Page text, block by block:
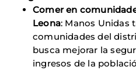
Comer en
Leona: Manos Unidas
comunidades del
busca mejorar la
ingresos de la